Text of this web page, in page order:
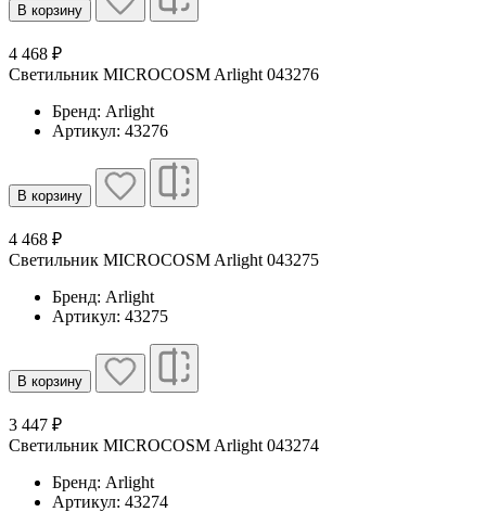
В корзину
4 468 ₽
Светильник MICROCOSM Arlight 043276
Бренд: Arlight
Артикул: 43276
В корзину
4 468 ₽
Светильник MICROCOSM Arlight 043275
Бренд: Arlight
Артикул: 43275
В корзину
3 447 ₽
Светильник MICROCOSM Arlight 043274
Бренд: Arlight
Артикул: 43274